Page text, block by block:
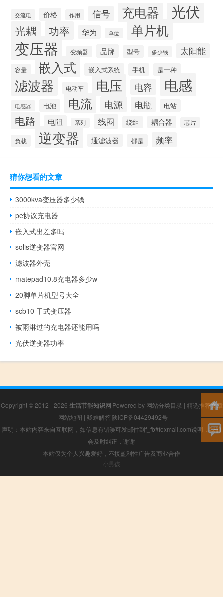
交流电 价格 作用 信号 充电器 光伏
光耦 功率 华为 单位 单片机
变压器 变频器 品牌 型号 多少钱 太阳能
容量 嵌入式 嵌入式系统 手机 是一种
滤波器 电动车 电压 电容 电感
电感器 电池 电流 电源 电瓶 电站
电路 电阻 系列 线圈 绕组 耦合器 芯片
负载 逆变器 通滤波器 都是 频率
猜你想看的文章
3000kva变压器多少钱
pe协议充电器
嵌入式出差多吗
solis逆变器官网
滤波器外壳
matepad10.8充电器多少w
20脚单片机型号大全
scb10 干式变压器
被雨淋过的充电器还能用吗
光伏逆变器功率
Copyright © 2012 - 2026 生活节能知识网 Powered by 网站分类目录 | 精选推荐文章
| 网站地图 | 疑难解答 陕ICP备04429492号
声明：本站内容来自互联网，如信息有错误可发邮件到f_fb#foxmail.com说明，我们
会及时纠正，谢谢
本站仅为个人兴趣爱好，不接盈利性广告及商业合作
小男孩